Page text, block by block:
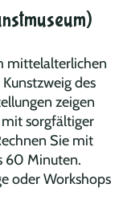
mittelalterlichen
des
zeigen
sorgfältiger
Sie mit
60 Minuten.
oder Workshops